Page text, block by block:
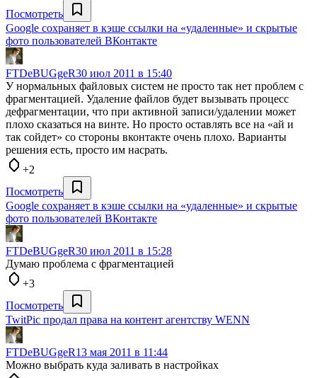
Посмотреть
Google сохраняет в кэше ссылки на «удаленные» и скрытые
фото пользователей ВКонтакте
FTDeBUGgeR30 июл 2011 в 15:40
У нормальных файловых систем не просто так нет проблем с
фрагментацией. Удаление файлов будет вызывать процесс
дефрагментации, что при активной записи/удалении может
плохо сказаться на винте. Но просто оставлять все на «ай и
так сойдет» со стороны вконтакте очень плохо. Варианты
решения есть, просто им насрать.
+2
Посмотреть
Google сохраняет в кэше ссылки на «удаленные» и скрытые
фото пользователей ВКонтакте
FTDeBUGgeR30 июл 2011 в 15:28
Думаю проблема с фрагментацией
+3
Посмотреть
TwitPic продал права на контент агентству WENN
FTDeBUGgeR13 мая 2011 в 11:44
Можно выбрать куда заливать в настройках